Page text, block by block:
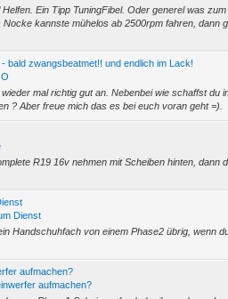
Ein Tipp TuningFibel. Oder generel was
Nocke kannste mühelos ab 2500rpm fahren, dann
bald zwangsbeatmet!! und endlich im Lack!
mal richtig gut an. Nebenbei wie schaffst du
? Aber freue mich das es bei euch voran geht =).
R19 16v nehmen mit Scheiben hinten, dann
Dienst
Handschuhfach von einem Phase2 übrig, wenn
aufmachen?
aufmachen?